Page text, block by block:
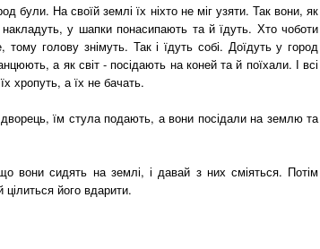
були. На своїй землі їх ніхто не міг узяти. Так вони, як
накладуть, у шапки понасипають та й їдуть. Хто чоботи
голову знімуть. Так і їдуть собі. Доїдуть у город
а як світ - посідають на коней та й поїхали. І всі
хропуть, а їх не бачать.
їм стула подають, а вони посідали на землю та
вони сидять на землі, і давай з них сміяться. Потім
його вдарити.